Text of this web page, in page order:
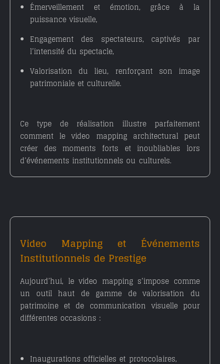
Émerveillement et émotion, grâce à la
puissance visuelle,
Engagement des spectateurs, captivés par
l’intensité du spectacle,
Valorisation du lieu, renforçant son image
patrimoniale et culturelle.
Ce type de réalisation illustre parfaitement
comment levideo mapping architecturalpeut
créer des moments forts et inoubliables lors
d’événements institutionnels ou culturels.
Video Mapping et Événements
Institutionnels de Prestige
Aujourd’hui, le video mapping s’impose comme
un outil haut de gamme de valorisation du
patrimoine et de communication visuellepour
différentes occasions :
Inaugurations officielles et protocolaires,